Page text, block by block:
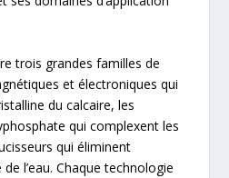
trois grandes familles de
et électroniques qui
du calcaire, les
qui complexent les
qui éliminent
l’eau. Chaque technologie